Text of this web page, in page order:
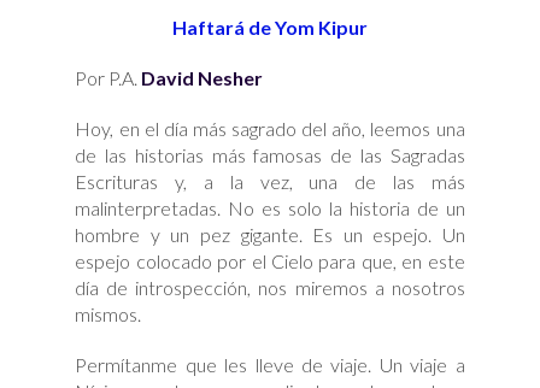
Huía
Misericordia
Haftará de Yom Kipur
Por P.A. David Nesher
Hoy, en el día más sagrado del año, leemos una
de las historias más famosas de las Sagradas
Escrituras y, a la vez, una de las más
malinterpretadas. No es solo la historia de un
hombre y un pez gigante. Es un espejo. Un
espejo colocado por el Cielo para que, en este
día de introspección, nos miremos a nosotros
mismos.
Permítanme que les lleve de viaje. Un viaje a